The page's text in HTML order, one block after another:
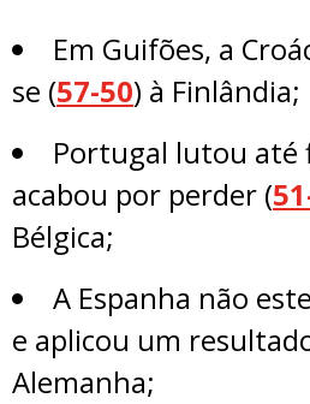
Em Guifões, a
se (57-50) à Finlândia;
Portugal lutou até
acabou por perder (
Bélgica;
A Espanha não
e aplicou um
Alemanha;